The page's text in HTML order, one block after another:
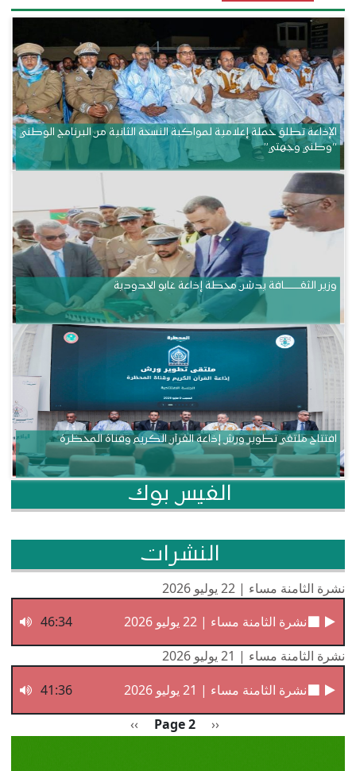
الإذاعة تطلق حملة إعلامية لمواكبة النسخة الثانية من البرنامج الوطني
“وطني وجهتي”
وزير الثقــــــــــافة يدشن محطة إذاعة غابو الحدودية
افتتاح ملتقى تطوير ورش إذاعة القرآن الكريم وقناة المحظرة
الفيس بوك
النشرات
نشرة الثامنة مساء | 22 يوليو 2026
نشرة الثامنة مساء | 22 يوليو 2026
46:34
نشرة الثامنة مساء | 21 يوليو 2026
نشرة الثامنة مساء | 21 يوليو 2026
41:36
Previous page
‹‹
Page 2 الصفحة التالية
››